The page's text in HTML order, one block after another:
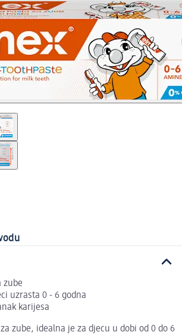
zube
uzrasta 0 - 6 godna
karijesa
zube, idealna je za djecu u dobi od 0 do 6